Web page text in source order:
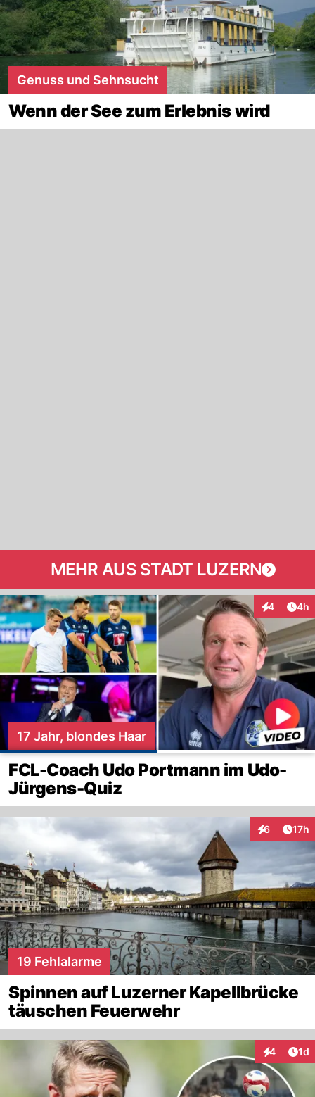
Genuss und Sehnsucht
Wenn der See zum Erlebnis wird
MEHR AUS STADT LUZERN
4 4h
17 Jahr, blondes Haar
FCL-Coach Udo Portmann im Udo-
Jürgens-Quiz
6 17h
19 Fehlalarme
Spinnen auf Luzerner Kapellbrücke
täuschen Feuerwehr
4 1d